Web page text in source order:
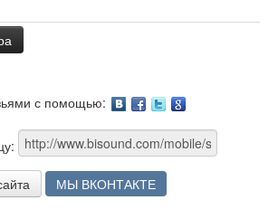
с помощью:
МЫ ВКОНТАКТЕ